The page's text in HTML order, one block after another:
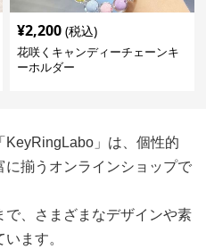
¥2,200 (税込)
花咲くキャンディーチェーンキ
ーホルダー
KeyRingLabo」は、個性的
揃うオンラインショップで
で、さまざまなデザインや素
ます。